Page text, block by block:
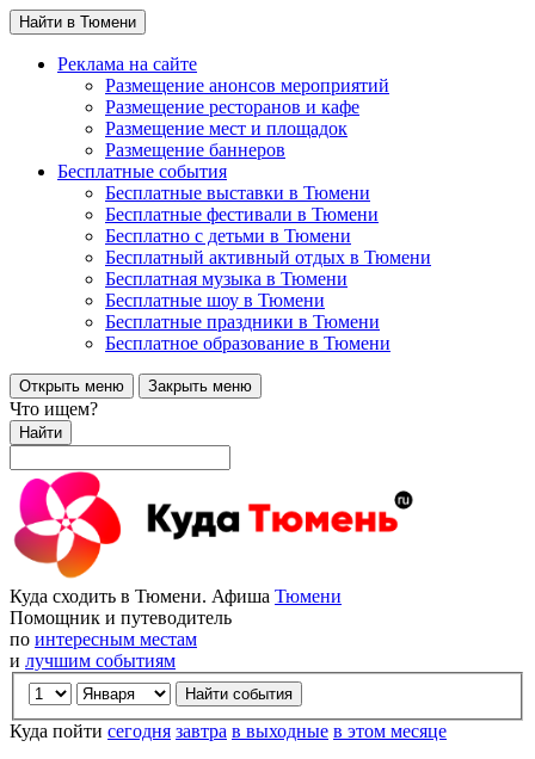
Найти в Тюмени
Реклама на сайте
Размещение анонсов мероприятий
Размещение ресторанов и кафе
Размещение мест и площадок
Размещение баннеров
Бесплатные события
Бесплатные выставки в Тюмени
Бесплатные фестивали в Тюмени
Бесплатно с детьми в Тюмени
Бесплатный активный отдых в Тюмени
Бесплатная музыка в Тюмени
Бесплатные шоу в Тюмени
Бесплатные праздники в Тюмени
Бесплатное образование в Тюмени
Открыть меню Закрыть меню
Что ищем?
Найти
Куда сходить в Тюмени. Афиша Тюмени
Помощник и путеводитель
по интересным местам
и лучшим событиям
Куда пойти сегодня завтра в выходные в этом месяце